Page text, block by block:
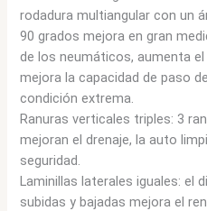
rodadura multiangular con un
90 grados mejora en gran
de los neumáticos, aumenta
mejora la capacidad de paso
condición extrema.
Ranuras verticales triples: 3
mejoran el drenaje, la auto
seguridad.
Laminillas laterales iguales: el
subidas y bajadas mejora el